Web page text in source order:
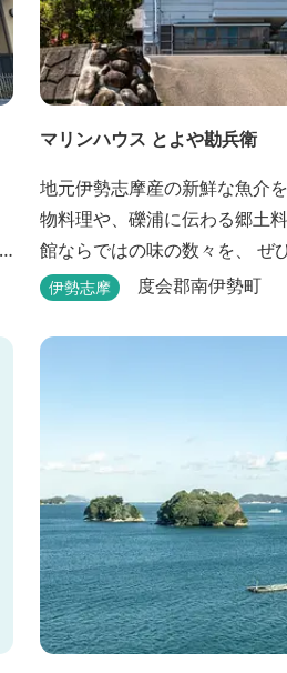
マリンハウス とよや勘兵衛
地元伊勢志摩産の新鮮な魚介
物料理や、礫浦に伝わる郷土
館ならではの味の数々を、 ぜ
伊勢志摩 度会郡南伊勢町